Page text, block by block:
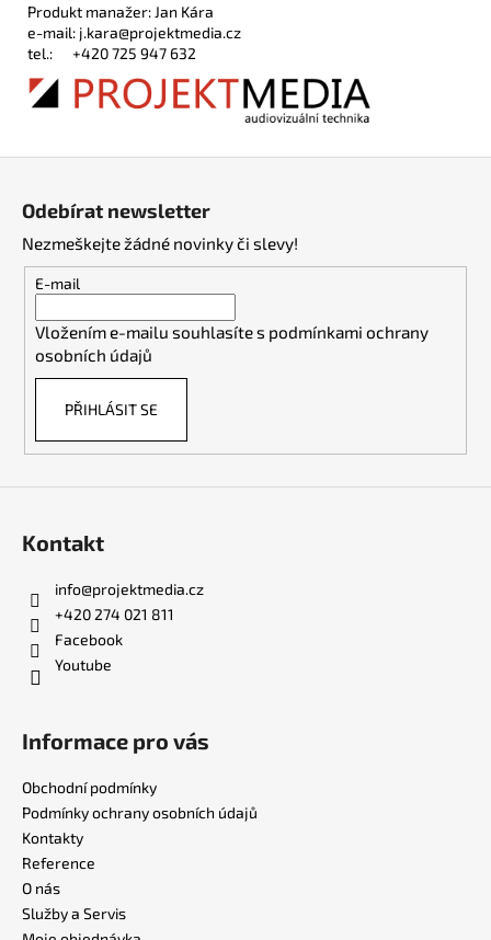
Produkt manažer: Jan Kára
e-mail: j.kara@projektmedia.cz
tel.: +420 725 947 632
Odebírat newsletter
Nezmeškejte žádné novinky či slevy!
E-mail
Vložením e-mailu souhlasíte s podmínkami ochrany
osobních údajů
PŘIHLÁSIT SE
Kontakt
info@projektmedia.cz
+420 274 021 811
Facebook
Youtube
Informace pro vás
Obchodní podmínky
Podmínky ochrany osobních údajů
Kontakty
Reference
O nás
Služby a Servis